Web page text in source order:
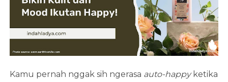
Kamu pernah nggak sih ngerasa auto-happyketika